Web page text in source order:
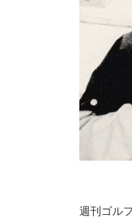
週刊ゴル